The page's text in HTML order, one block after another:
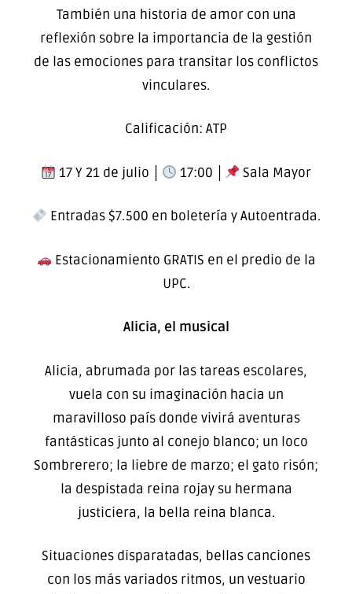
También una historia de amor con una
reflexión sobre la importancia de la gestión
de las emociones para transitar los conflictos
vinculares.
Calificación: ATP
17 Y 21 de julio │ 17:00 │ Sala Mayor
Entradas $7.500 en boletería y Autoentrada.
Estacionamiento GRATIS en el predio de la
UPC.
Alicia, el musical
Alicia, abrumada por las tareas escolares,
vuela con su imaginación hacia un
maravilloso país donde vivirá aventuras
fantásticas junto al conejo blanco; un loco
Sombrerero; la liebre de marzo; el gato risón;
la despistada reina rojay su hermana
justiciera, la bella reina blanca.
Situaciones disparatadas, bellas canciones
con los más variados ritmos, un vestuario